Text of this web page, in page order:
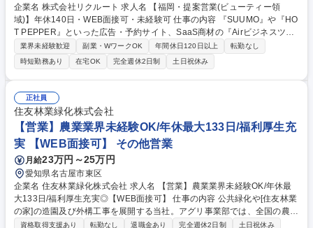
企業名 株式会社リクルート 求人名 【福岡・提案営業(ビューティー領
域)】年休140日・WEB面接可・未経験可 仕事の内容 『SUUMO』や『HO
T PEPPER』といった広告・予約サイト、SaaS商材の『Airビジネスツー
ルズ』等も展開する当社のビューティーDivisionにおいて、新規/既存営業
をお任せいたします。 【具体的には】担当地域のクライアントに対して、
架電による新規アポイント獲得(新規顧客開拓時のみ)・課題・ニーズの抽
出・データ分析に基づく集客や業務・経営支援の企画提案・企画の実行・
効果検証・アフターフォローの実施等をお任せいたします。 【魅力】課題
設定力、問題解決力、関係性構築力など、企画営業職に必要なスキルだけ
でなく、経営的視点でマーケットを見立てる力も習得できます。 募集職種
【福岡・提案営業(ビューティー領域)】年休140日・WEB面接可・未経験
可
業界未経験歓迎 副業・WワークOK 年間休日120日以上
転勤なし
時短勤務あり
在宅OK 完全週休2日制 土日祝休み
正社員
住友林業緑化株式会社
【営業】農業業界未経験OK/年休最大133日/福利厚生充
実 【WEB面接可】 その他営業
月給23万円～25万円
愛知県名古屋市東区
企業名 住友林業緑化株式会社 求人名 【営業】農業業界未経験OK/年休最
大133日/福利厚生充実◎【WEB面接可】 仕事の内容 公共緑化や[住友林業
の家]の造園及び外構工事を展開する当社。アグリ事業部では、全国の農家
様向けの培養土を製造販売しています。当事業部の営業メンバーとして、
資格取得支援あり 転勤なし 退職金あり 完全週休2日制 土日祝休み